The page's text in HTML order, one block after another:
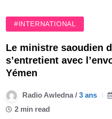
#INTERNATIONAL
Le ministre saoudien
s’entretient avec
Yémen
Radio Awledna / 3 ans
2 min read